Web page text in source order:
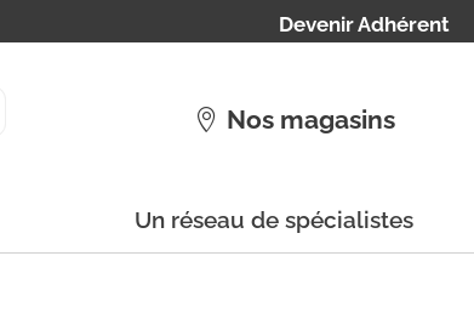
Devenir Adhérent
Nos magasins
Un réseau de spécialistes